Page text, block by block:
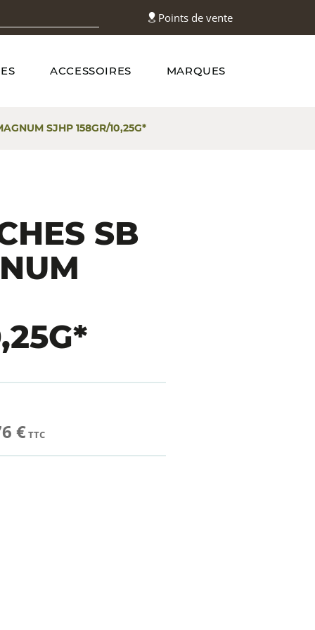
Points de vente
ACCESSOIRES MARQUES
SJHP 158GR/10,25G*
SB
€TTC